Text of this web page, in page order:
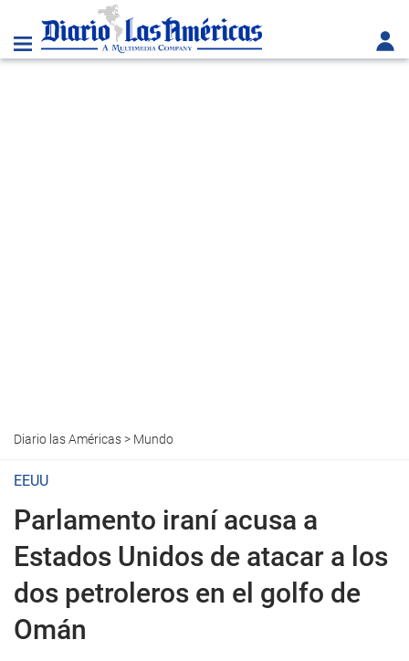
Diario las Américas> Mundo
EEUU
Parlamento iraní acusa a
Estados Unidos de atacar a los
dos petroleros en el golfo de
Omán